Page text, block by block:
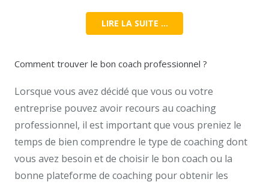
LIRE LA SUITE …
Comment trouver le bon coach professionnel ?
Lorsque vous avez décidé que vous ou votre
entreprise pouvez avoir recours au coaching
professionnel, il est important que vous preniez le
temps de bien comprendre le type de coaching dont
vous avez besoin et de choisir le bon coach ou la
bonne plateforme de coaching pour obtenir les